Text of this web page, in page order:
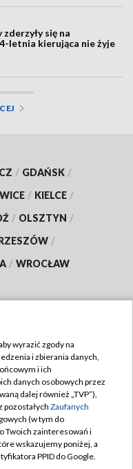
się na
letnia kierująca nie żyje
/ GDAŃSK /
/ KIELCE /
/ OLSZTYN /
/
/ WROCŁAW
wyrazić zgody na
i zbierania danych,
i ich
danych osobowych przez
dalej również „TVP”),
pozostałych Zaufanych
(w tym do
Twoich zainteresowań i
wskazujemy poniżej, a
PPID do Google.